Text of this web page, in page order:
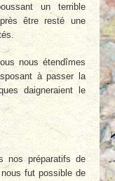
un terrible
être resté une
nous étendîmes
à passer la
daigneraient le
nos préparatifs de
fut possible de